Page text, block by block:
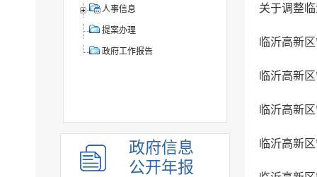
人事信息
提案办理
政府工作报告
政府信息
公开年报
关于调整